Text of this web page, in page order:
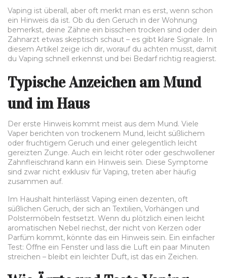
Vaping ist überall, aber oft merkt man es erst, wenn schon
ein Hinweis da ist. Ob du den Geruch in der Wohnung
bemerkst, deine Zähne ein bisschen trocken sind oder dein
Zahnarzt etwas skeptisch schaut – es gibt klare Signale. In
diesem Artikel zeige ich dir, worauf du achten musst, damit
du Vaping schnell erkennst und bei Bedarf richtig reagierst.
Typische Anzeichen am Mund
und im Haus
Der erste Hinweis kommt meist aus dem Mund. Viele
Vaper berichten von trockenem Mund, leicht süßlichem
oder fruchtigem Geruch und einer gelegentlich leicht
gereizten Zunge. Auch ein leicht röter oder geschwollener
Zahnfleischrand kann ein Hinweis sein. Diese Symptome
sind zwar nicht exklusiv für Vaping, treten aber häufig
zusammen auf.
Im Haushalt hinterlässt Vaping einen dezenten, oft
süßlichen Geruch, der sich an Textilien, Vorhängen und
Polstermöbeln festsetzt. Wenn du plötzlich einen leicht
aromatischen Nebel riechst, der nicht von Kerzen oder
Parfüm kommt, könnte das ein Hinweis sein. Ein einfacher
Test: Öffne ein Fenster und lass die Luft ein paar Minuten
streichen – bleibt ein leichter Duft, ist das ein Zeichen.